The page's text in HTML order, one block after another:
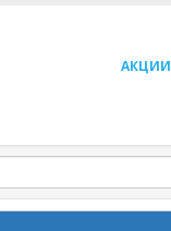
АКЦИИ